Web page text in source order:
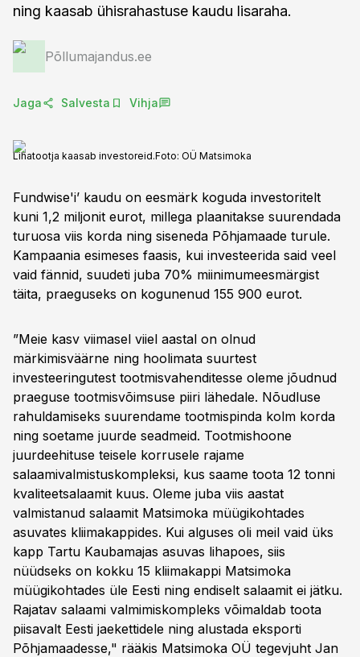
ning kaasab ühisrahastuse kaudu lisaraha.
Põllumajandus.ee
Jaga Salvesta Vihja
Lihatootja kaasab investoreid.Foto: OÜ Matsimoka
Fundwise'i’ kaudu on eesmärk koguda investoritelt
kuni 1,2 miljonit eurot, millega plaanitakse suurendada
turuosa viis korda ning siseneda Põhjamaade turule.
Kampaania esimeses faasis, kui investeerida said veel
vaid fännid, suudeti juba 70% miinimumeesmärgist
täita, praeguseks on kogunenud 155 900 eurot.
”Meie kasv viimasel viiel aastal on olnud
märkimisväärne ning hoolimata suurtest
investeeringutest tootmisvahenditesse oleme jõudnud
praeguse tootmisvõimsuse piiri lähedale. Nõudluse
rahuldamiseks suurendame tootmispinda kolm korda
ning soetame juurde seadmeid. Tootmishoone
juurdeehituse teisele korrusele rajame
salaamivalmistuskompleksi, kus saame toota 12 tonni
kvaliteetsalaamit kuus. Oleme juba viis aastat
valmistanud salaamit Matsimoka müügikohtades
asuvates kliimakappides. Kui alguses oli meil vaid üks
kapp Tartu Kaubamajas asuvas lihapoes, siis
nüüdseks on kokku 15 kliimakappi Matsimoka
müügikohtades üle Eesti ning endiselt salaamit ei jätku.
Rajatav salaami valmimiskompleks võimaldab toota
piisavalt Eesti jaekettidele ning alustada eksporti
Põhjamaadesse," rääkis Matsimoka OÜ tegevjuht Jan